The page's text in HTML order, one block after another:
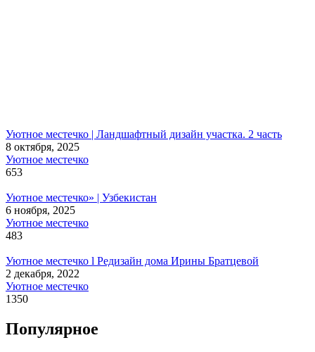
Уютное местечко | Ландшафтный дизайн участка. 2 часть
8 октября, 2025
Уютное местечко
653
Уютное местечко» | Узбекистан
6 ноября, 2025
Уютное местечко
483
Уютное местечко l Редизайн дома Ирины Братцевой
2 декабря, 2022
Уютное местечко
1350
Популярное